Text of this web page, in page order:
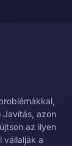
Javítás, azon
az ilyen
vállalják a